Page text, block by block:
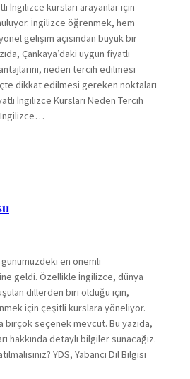
İngilizce kursları arayanlar için
İngilizce öğrenmek, hem
gelişim açısından büyük bir
Çankaya’daki uygun fiyatlı
neden tercih edilmesi
dikkat edilmesi gereken noktaları
İngilizce Kursları Neden Tercih
İngilizce…
en önemli
geldi. Özellikle İngilizce, dünya
dillerden biri olduğu için,
için çeşitli kurslara yöneliyor.
birçok seçenek mevcut. Bu yazıda,
hakkında detaylı bilgiler sunacağız.
YDS, Yabancı Dil Bilgisi